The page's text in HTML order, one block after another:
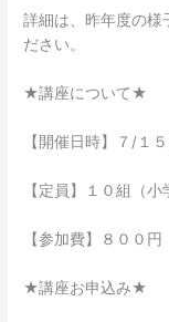
詳細は、昨年度の様
ださい。
★講座について★
【開催日時】７/１
【定員】１０組（小
【参加費】８００円
★講座お申込み★